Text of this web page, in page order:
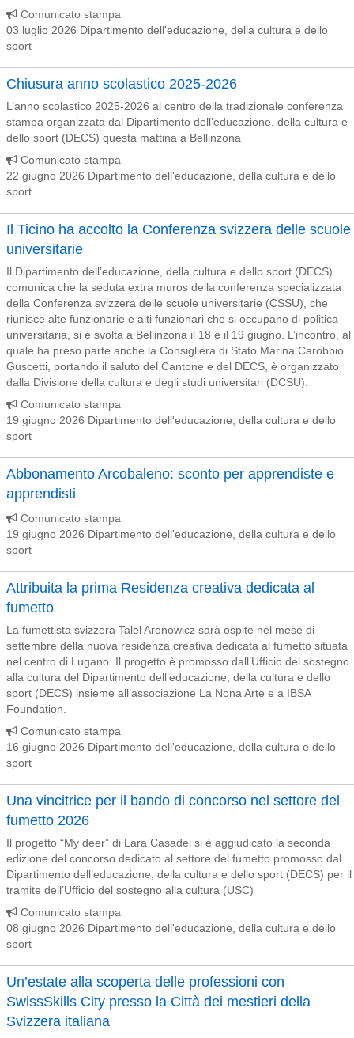
Comunicato stampa
03 luglio 2026 Dipartimento dell'educazione, della cultura e dello
sport
Chiusura anno scolastico 2025-2026
L’anno scolastico 2025-2026 al centro della tradizionale conferenza
stampa organizzata dal Dipartimento dell’educazione, della cultura e
dello sport (DECS) questa mattina a Bellinzona
Comunicato stampa
22 giugno 2026 Dipartimento dell'educazione, della cultura e dello
sport
Il Ticino ha accolto la Conferenza svizzera delle scuole
universitarie
Il Dipartimento dell’educazione, della cultura e dello sport (DECS)
comunica che la seduta extra muros della conferenza specializzata
della Conferenza svizzera delle scuole universitarie (CSSU), che
riunisce alte funzionarie e alti funzionari che si occupano di politica
universitaria, si è svolta a Bellinzona il 18 e il 19 giugno. L’incontro, al
quale ha preso parte anche la Consigliera di Stato Marina Carobbio
Guscetti, portando il saluto del Cantone e del DECS, è organizzato
dalla Divisione della cultura e degli studi universitari (DCSU).
Comunicato stampa
19 giugno 2026 Dipartimento dell'educazione, della cultura e dello
sport
Abbonamento Arcobaleno: sconto per apprendiste e
apprendisti
Comunicato stampa
19 giugno 2026 Dipartimento dell'educazione, della cultura e dello
sport
Attribuita la prima Residenza creativa dedicata al
fumetto
La fumettista svizzera Talel Aronowicz sarà ospite nel mese di
settembre della nuova residenza creativa dedicata al fumetto situata
nel centro di Lugano. Il progetto è promosso dall’Ufficio del sostegno
alla cultura del Dipartimento dell’educazione, della cultura e dello
sport (DECS) insieme all’associazione La Nona Arte e a IBSA
Foundation.
Comunicato stampa
16 giugno 2026 Dipartimento dell'educazione, della cultura e dello
sport
Una vincitrice per il bando di concorso nel settore del
fumetto 2026
Il progetto “My deer” di Lara Casadei si è aggiudicato la seconda
edizione del concorso dedicato al settore del fumetto promosso dal
Dipartimento dell’educazione, della cultura e dello sport (DECS) per il
tramite dell’Ufficio del sostegno alla cultura (USC)
Comunicato stampa
08 giugno 2026 Dipartimento dell'educazione, della cultura e dello
sport
Un’estate alla scoperta delle professioni con
SwissSkills City presso la Città dei mestieri della
Svizzera italiana